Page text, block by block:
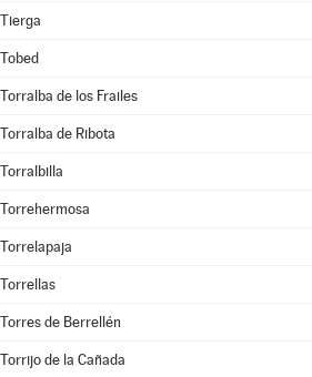
Tierga
Tobed
Torralba de los Frailes
Torralba de Ribota
Torralbilla
Torrehermosa
Torrelapaja
Torrellas
Torres de Berrellén
Torrijo de la Cañada